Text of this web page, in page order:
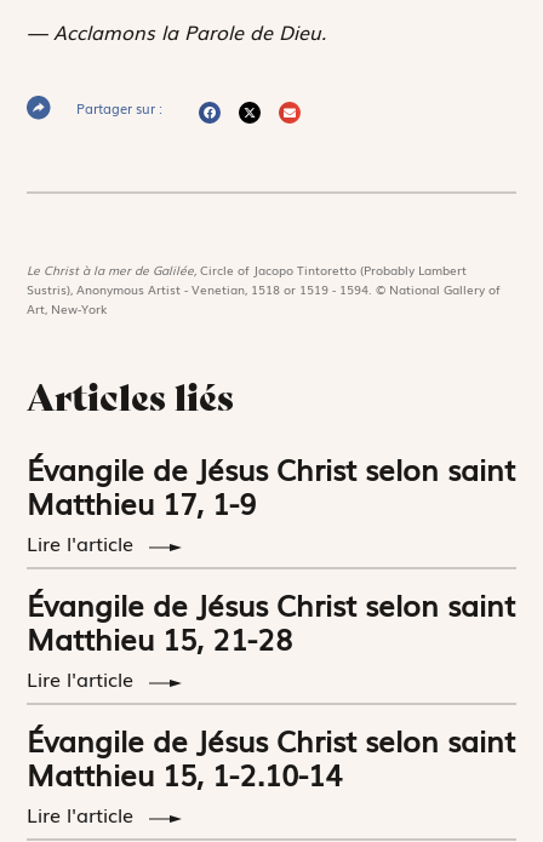
— Acclamons la Parole de Dieu.
Partager sur :
Le Christ à la mer de Galilée,Circle of Jacopo Tintoretto (Probably Lambert
Sustris), Anonymous Artist - Venetian, 1518 or 1519 - 1594. © National Gallery of
Art, New-York
Articles liés
Évangile de Jésus Christ selon saint
Matthieu 17, 1-9
Lire l'article
Évangile de Jésus Christ selon saint
Matthieu 15, 21-28
Lire l'article
Évangile de Jésus Christ selon saint
Matthieu 15, 1-2.10-14
Lire l'article